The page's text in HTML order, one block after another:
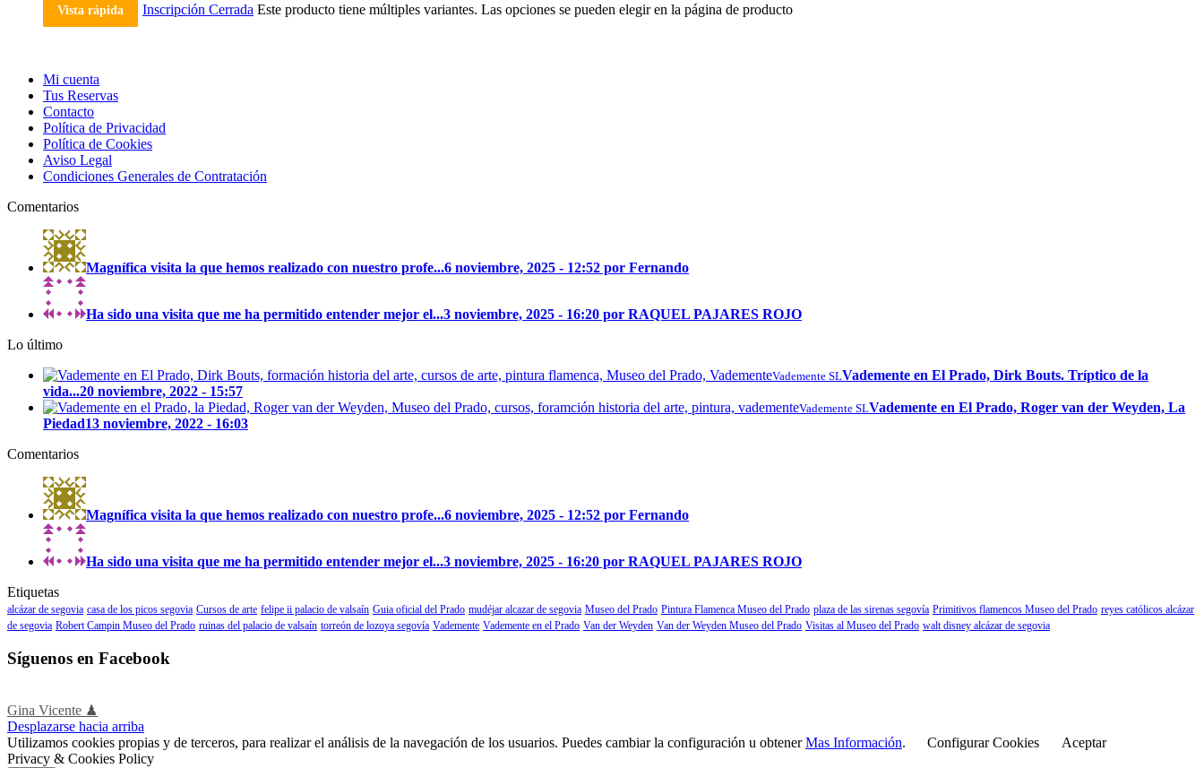
Vista rápida
Inscripción Cerrada Este producto tiene múltiples variantes. Las opciones se pueden elegir en la página de producto
Mi cuenta
Tus Reservas
Contacto
Política de Privacidad
Política de Cookies
Aviso Legal
Condiciones Generales de Contratación
Comentarios
Magnífica visita la que hemos realizado con nuestro profe...6 noviembre, 2025 - 12:52 por Fernando
Ha sido una visita que me ha permitido entender mejor el...3 noviembre, 2025 - 16:20 por RAQUEL PAJARES ROJO
Lo último
Vademente SLVademente en El Prado, Dirk Bouts. Tríptico de la
vida...20 noviembre, 2022 - 15:57
Vademente SLVademente en El Prado, Roger van der Weyden, La
Piedad13 noviembre, 2022 - 16:03
Comentarios
Magnífica visita la que hemos realizado con nuestro profe...6 noviembre, 2025 - 12:52 por Fernando
Ha sido una visita que me ha permitido entender mejor el...3 noviembre, 2025 - 16:20 por RAQUEL PAJARES ROJO
Etiquetas
alcázar de segovia casa de los picos segovia Cursos de arte felipe ii palacio de valsaín Guia oficial del Prado mudéjar alcazar de segovia Museo del Prado Pintura Flamenca Museo del Prado plaza de las sirenas segovía Primitivos flamencos Museo del Prado reyes católicos alcázar
de segovia Robert Campin Museo del Prado ruinas del palacio de valsaín torreón de lozoya segovía Vademente Vademente en el Prado Van der Weyden Van der Weyden Museo del Prado Visitas al Museo del Prado walt disney alcázar de segovia
Síguenos en Facebook
Gina Vicente ♟
Desplazarse hacia arriba
Utilizamos cookies propias y de terceros, para realizar el análisis de la navegación de los usuarios. Puedes cambiar la configuración u obtenerMas Información. Configurar Cookies
Aceptar
Privacy & Cookies Policy